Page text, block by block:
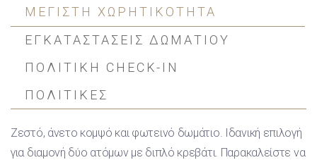
ΜΕΓΙΣΤΗ ΧΩΡΗΤΙΚΟΤΗΤΑ
ΕΓΚΑΤΑΣΤΑΣΕΙΣ ΔΩΜΑΤΙΟΥ
ΠΟΛΙΤΙΚΗ CHECK-IN
ΠΟΛΙΤΙΚΕΣ
Ζεστό, άνετο κομψό και φωτεινό δωμάτιο. Ιδανική επιλογή
για διαμονή δύο ατόμων με διπλό κρεβάτι. Παρακαλείστε να